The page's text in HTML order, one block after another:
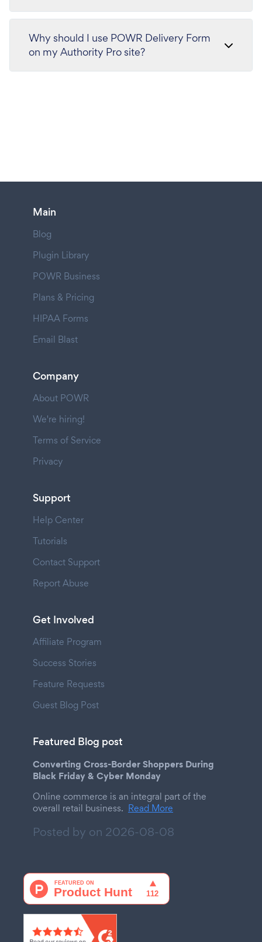
Why should I use POWR Delivery Form
on my Authority Pro site?
Main
Blog
Plugin Library
POWR Business
Plans & Pricing
HIPAA Forms
Email Blast
Company
About POWR
We're hiring!
Terms of Service
Privacy
Support
Help Center
Tutorials
Contact Support
Report Abuse
Get Involved
Affiliate Program
Success Stories
Feature Requests
Guest Blog Post
Featured Blog post
Converting Cross-Border Shoppers During
Black Friday & Cyber Monday
Online commerce is an integral part of the
overall retail business. Read More
Posted by on 2026-08-08